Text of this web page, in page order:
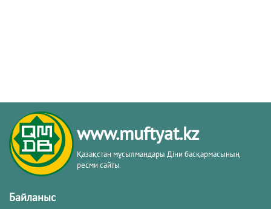
www.muftyat.kz
Қазақстан мұсылмандары Діни басқармасының
ресми сайты
Байланыс